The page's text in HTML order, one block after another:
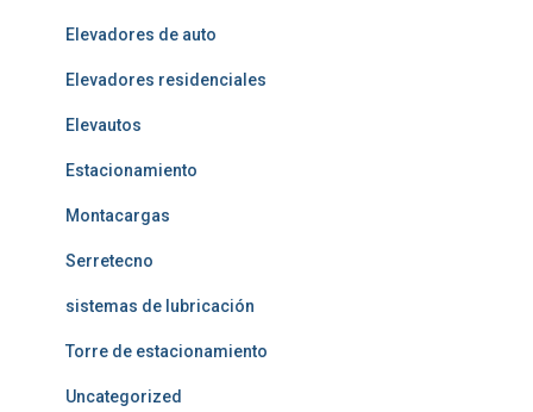
Elevadores de auto
Elevadores residenciales
Elevautos
Estacionamiento
Montacargas
Serretecno
sistemas de lubricación
Torre de estacionamiento
Uncategorized